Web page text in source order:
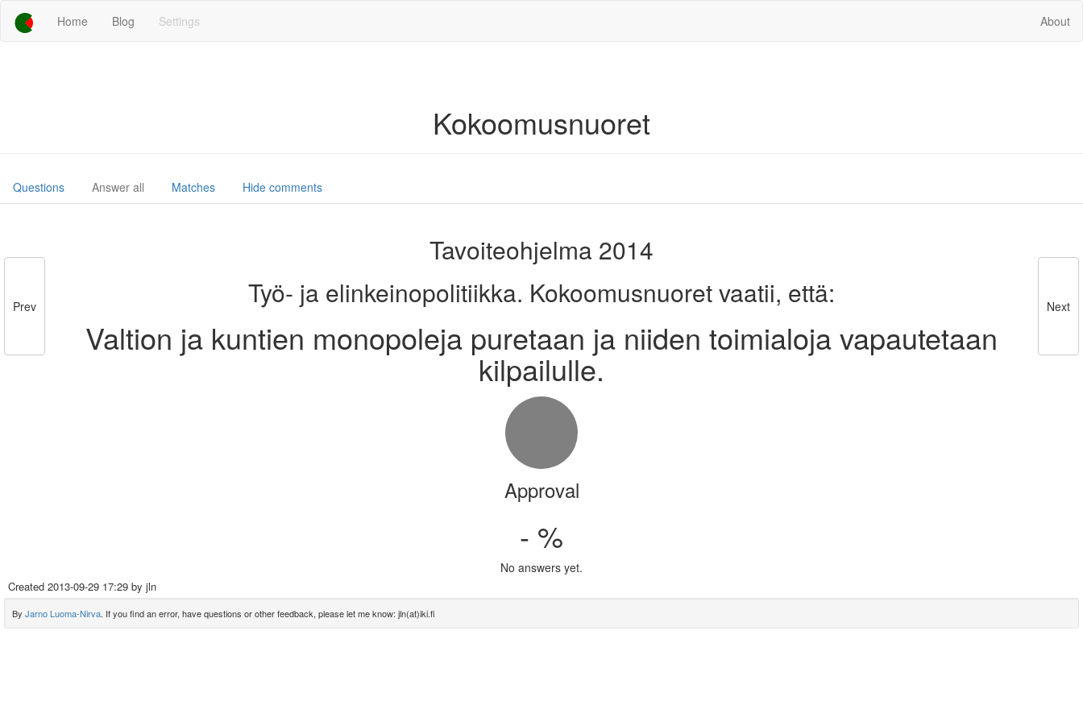
Home Blog Settings About
Kokoomusnuoret
Questions Answer all Matches Hide comments
Prev
Tavoiteohjelma 2014
Työ- ja elinkeinopolitiikka. Kokoomusnuoret vaatii, että:
Valtion ja kuntien monopoleja puretaan ja niiden toimialoja vapautetaan
kilpailulle.
Next
Approval
- %
No answers yet.
Created 2013-09-29 17:29 by jln
By Jarno Luoma-Nirva. If you find an error, have questions or other feedback, please let me know: jln(at)iki.fi